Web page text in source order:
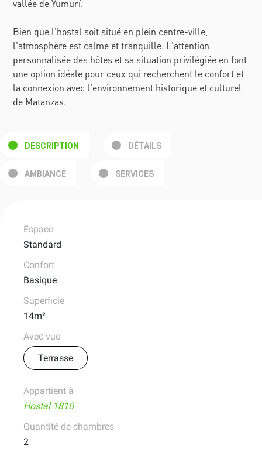
vallée de Yumurí.
Bien que l'hostal soit situé en plein centre-ville,
l'atmosphère est calme et tranquille. L'attention
personnalisée des hôtes et sa situation privilégiée en font
une option idéale pour ceux qui recherchent le confort et
la connexion avec l'environnement historique et culturel
de Matanzas.
DESCRIPTION DÉTAILS
AMBIANCE SERVICES
Avec vue
Terrasse
Appartient à
Hostal 1810
Quantité de chambres
2
Espace
Standard
Confort
Basique
Superficie
14m²